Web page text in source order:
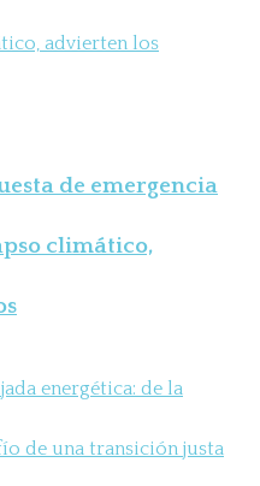
de emergencia
climático,